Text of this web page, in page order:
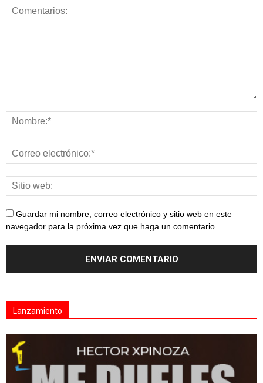
Guardar mi nombre, correo electrónico y sitio web en este
navegador para la próxima vez que haga un comentario.
Lanzamiento